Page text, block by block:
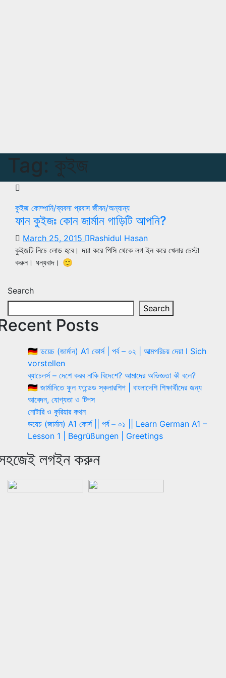
Tag: কুইজ
কুইজ কোম্পানি/ব্যবসা প্রবাস জীবন/অন্যান্য
ফান কুইজঃ কোন জার্মান গাড়িটি আপনি?
March 25, 2015
Rashidul Hasan
কুইজটি নিচে লোড হবে। দয়া করে পিসি থেকে লগ ইন করে খেলার চেস্টা
করুন। ধন্যবাদ। 🙂
Search
Search
Posts
🇩🇪 ডয়েচ (জার্মান) A1 কোর্স | পর্ব – ০২ | আত্মপরিচয় দেয়া l Sich
vorstellen
ব্যাচেলর্স – দেশে করব নাকি বিদেশে? আমাদের অভিজ্ঞতা কী বলে?
🇩🇪 জার্মানিতে ফুল ফান্ডেড স্কলারশিপ | বাংলাদেশি শিক্ষার্থীদের জন্য
আবেদন, যোগ্যতা ও টিপস
নোটারি ও কুরিয়ার কথন
ডয়েচ (জার্মান) A1 কোর্স || পর্ব – ০১ || Learn German A1 –
Lesson 1 | Begrüßungen | Greetings
লগইন করুন